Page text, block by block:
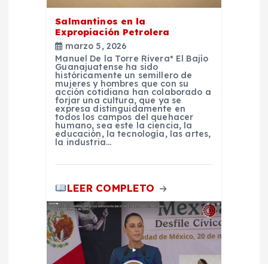
Salmantinos en la
Expropiación Petrolera
marzo 5, 2026
Manuel De la Torre Rivera* El Bajío
Guanajuatense ha sido
históricamente un semillero de
mujeres y hombres que con su
acción cotidiana han colaborado a
forjar una cultura, que ya se
expresa distinguidamente en
todos los campos del quehacer
humano, sea este la ciencia, la
educación, la tecnología, las artes,
la industria…
LEER COMPLETO